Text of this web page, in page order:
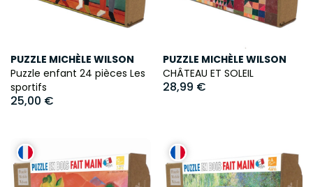
PUZZLE MICHÈLE WILSON
Puzzle enfant 24 pièces Les
sportifs
25,00 €
PUZZLE MICHÈLE WILSON
CHÂTEAU ET SOLEIL
28,99 €